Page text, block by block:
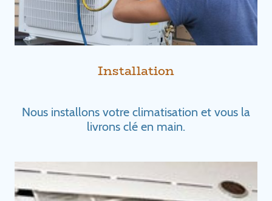
Installation
Nous installons votre climatisation et vous la
livrons clé en main.